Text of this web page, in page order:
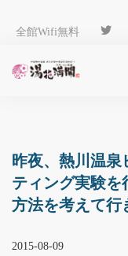
全館Wifi無料
客 室
温 泉
料 理
施 設
アクセス
昨夜、熱川温
ティング実験を
方法を考えて行
2015-08-09